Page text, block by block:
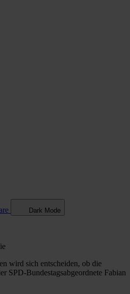
Dark Mode
wird sich entscheiden, ob die
SPD-Bundestagsabgeordnete Fabian